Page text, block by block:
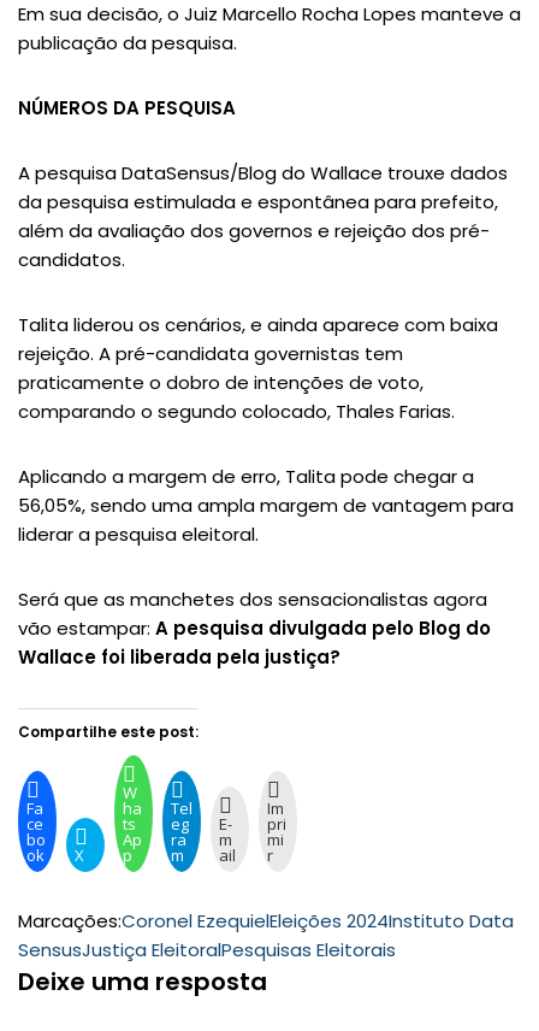
Em sua decisão, o Juiz Marcello Rocha Lopes manteve a
publicação da pesquisa.
NÚMEROS DA PESQUISA
A pesquisa DataSensus/Blog do Wallace trouxe dados
da pesquisa estimulada e espontânea para prefeito,
além da avaliação dos governos e rejeição dos pré-
candidatos.
Talita liderou os cenários, e ainda aparece com baixa
rejeição. A pré-candidata governistas tem
praticamente o dobro de intenções de voto,
comparando o segundo colocado, Thales Farias.
Aplicando a margem de erro, Talita pode chegar a
56,05%, sendo uma ampla margem de vantagem para
liderar a pesquisa eleitoral.
Será que as manchetes dos sensacionalistas agora
vão estampar: A pesquisa divulgada pelo Blog do
Wallace foi liberada pela justiça?
Compartilhe este post:
Fa
ce
bo
ok X
W
ha
ts
Ap
p
Tel
eg
ra
m
E-
m
ail
Im
pri
mi
r
Marcações:Coronel EzequielEleições 2024Instituto Data
SensusJustiça EleitoralPesquisas Eleitorais
Deixe uma resposta